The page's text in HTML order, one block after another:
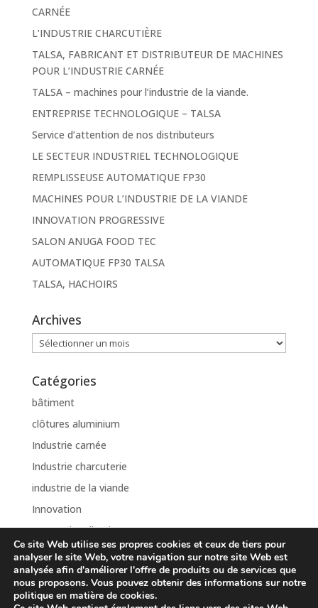
CARNÉE
L’INDUSTRIE CHARCUTIÈRE
TALSA, FABRICANT ET DISTRIBUTEUR DE MACHINES
POUR L’INDUSTRIE CARNÉE
TALSA – machines pour l’industrie de la viande.
ENTREPRISE TECHNOLOGIQUE – TALSA
Service d’attention de nos distributeurs
LE SECTEUR INDUSTRIEL TECHNOLOGIQUE
REMPLISSEUSE AUTOMATIQUE FP30
MACHINES POUR L’INDUSTRIE DE LA VIANDE
INNOVATION PROGRESSIVE
SALON ANUGA FOOD TEC
AUTOMATIQUE FP30 TALSA
TALSA, HACHOIRS
Archives
Archives
Catégories
bâtiment
clôtures aluminium
Industrie carnée
Industrie charcuterie
industrie de la viande
Innovation
Internationalisation
Non classé
Ce site Web utilise ses propres cookies et ceux de tiers pour
analyser le site Web, votre navigation sur notre site Web est
analysée afin d'améliorer l'offre de produits ou de services que
nous proposons. Vous pouvez obtenir des informations sur notre
politique en matière de cookies.